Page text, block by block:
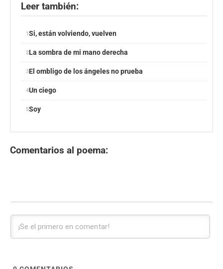
Leer también:
Si, están volviendo, vuelven
La sombra de mi mano derecha
El ombligo de los ángeles no prueba
Un ciego
Soy
Comentarios al poema: